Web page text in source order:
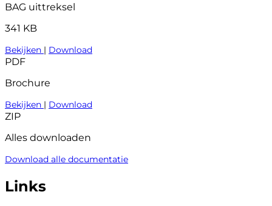
BAG uittreksel
341 KB
Bekijken | Download
PDF
Brochure
Bekijken | Download
ZIP
Alles downloaden
Download alle documentatie
Links